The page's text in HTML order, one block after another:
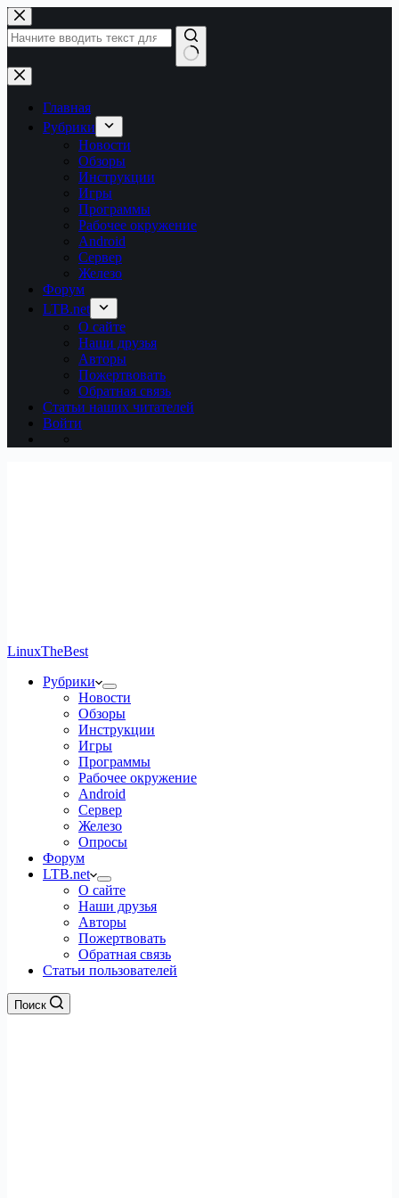
Перейти
к
сути
Ничего
не
найденоГлавная
Рубрики
Новости
Обзоры
Инструкции
Игры
Программы
Рабочее окружение
Android
Сервер
Железо
Форум
LTB.net
О сайте
Наши друзья
Авторы
Пожертвовать
Обратная связь
Статьи наших читателей
Войти
LinuxTheBest
Рубрики
Новости
Обзоры
Инструкции
Игры
Программы
Рабочее окружение
Android
Сервер
Железо
Опросы
Форум
LTB.net
О сайте
Наши друзья
Авторы
Пожертвовать
Обратная связь
Статьи пользователей
Поиск